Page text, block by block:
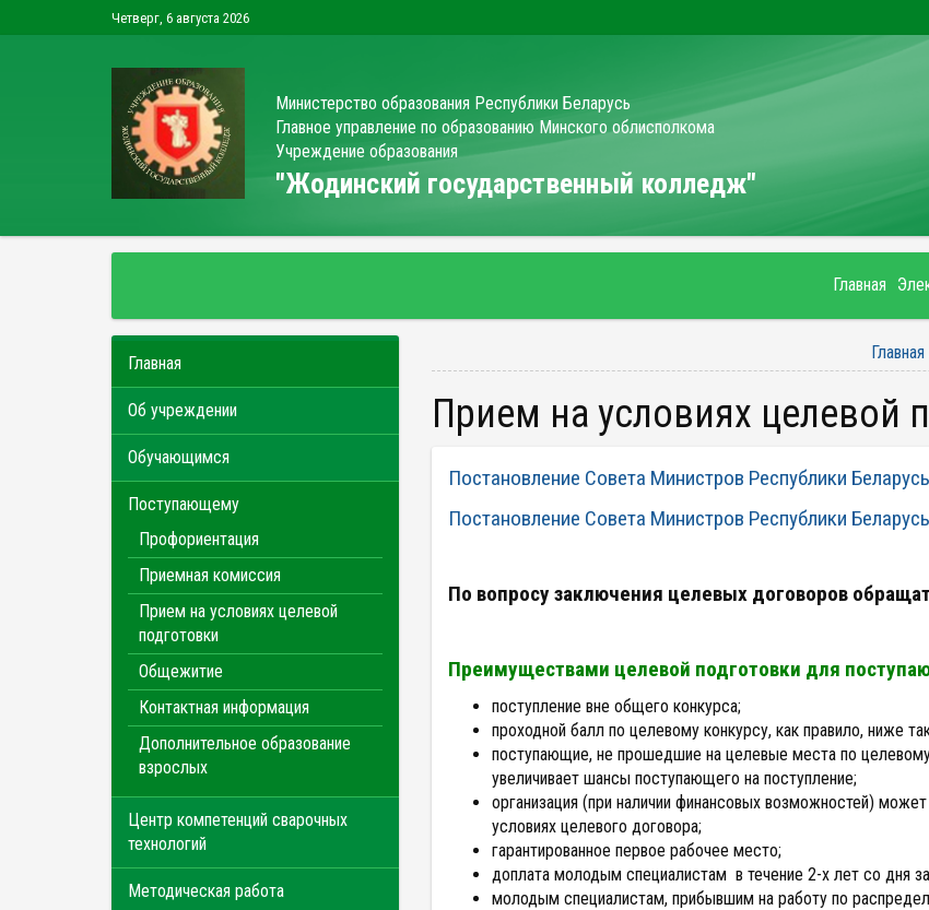
Четверг, 6 августа 2026
Министерство образования Республики Беларусь
Главное управление по образованию Минского облисполкома
Учреждение образования
"Жодинский государственный колледж"
Главная
Главная
Прием на условиях целевой
Постановление Совета Министров Республики
Постановление Совета Министров Республики
По вопросу заключения целевых договоров
Преимуществами целевой подготовки для
поступление вне общего конкурса;
проходной балл по целевому конкурсу, как правило, ниже
поступающие, не прошедшие на целевые места по
увеличивает шансы поступающего на поступление;
организация (при наличии финансовых возможностей)
условиях целевого договора;
гарантированное первое рабочее место;
доплата молодым специалистам в течение 2-х лет со дня
молодым специалистам, прибывшим на работу по
Главная
Об учреждении
Обучающимся
Поступающему
Профориентация
Приемная комиссия
Прием на условиях целевой
подготовки
Общежитие
Контактная информация
Дополнительное образование
взрослых
Центр компетенций сварочных
технологий
Методическая работа